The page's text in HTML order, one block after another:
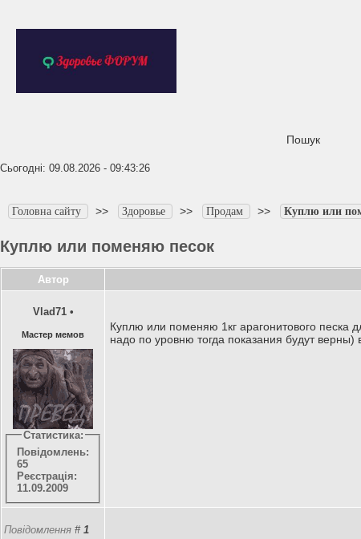
Пошук
Сьогодні: 09.08.2026 - 09:43:26
Головна сайту >> Здоровье >> Продам >> Куплю или
Куплю или поменяю песок
Автор
Vlad71 •
Мастер мемов
Статистика:
Повідомлень:
65
Реєстрація:
11.09.2009
Куплю или поменяю 1кг арагонитового песка
надо по уровню тогда показания будут
Повідомлення # 1